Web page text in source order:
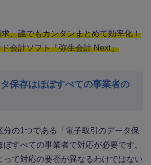
、誰でもカンタンまとめて効率化！
会計ソフト「弥生会計 Next」
保存はほぼすべての事業者の
分の1つである「電子取引のデータ保
すべての事業者で対応が必要です。
って対応の要否が異なるわけではない